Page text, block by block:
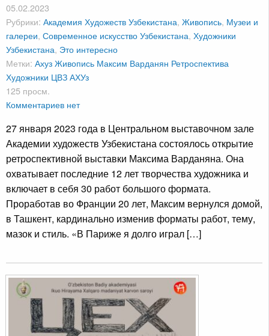
05.02.2023
Рубрики: Академия Художеств Узбекистана, Живопись, Музеи и
галереи, Современное искусство Узбекистана, Художники
Узбекистана, Это интересно
Метки: АхузЖивопись Максим Варданян Ретроспектива
Художники ЦВЗ АХУз
125 просм.
Комментариев нет
27 января 2023 года в Центральном выставочном зале
Академии художеств Узбекистана состоялось открытие
ретроспективной выставки Максима Варданяна. Она
охватывает последние 12 лет творчества художника и
включает в себя 30 работ большого формата.
Проработав во Франции 20 лет, Максим вернулся домой,
в Ташкент, кардинально изменив форматы работ, тему,
мазок и стиль. «В Париже я долго играл […]